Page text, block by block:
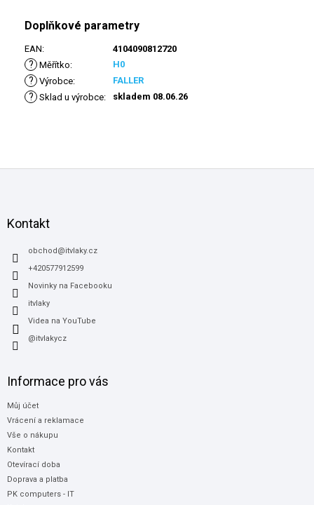
Doplňkové parametry
EAN: 4104090812720
? Měřítko: H0
? Výrobce: FALLER
? Sklad u výrobce: skladem 08.06.26
Kontakt
obchod@itvlaky.cz
+420577912599
Novinky na Facebooku
itvlaky
Videa na YouTube
@itvlakycz
Informace pro vás
Můj účet
Vrácení a reklamace
Vše o nákupu
Kontakt
Otevírací doba
Doprava a platba
PK computers - IT